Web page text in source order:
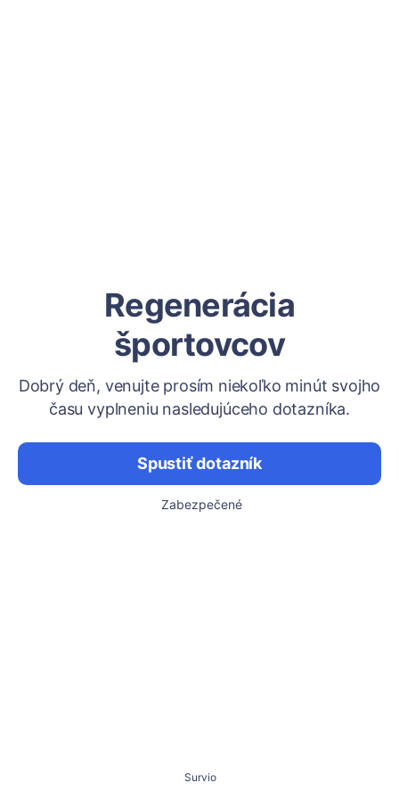
Regenerácia
športovcov
Dobrý deň, venujte prosím niekoľko minút svojho
času vyplneniu nasledujúceho dotazníka.
Spustiť dotazník
Zabezpečené
Survio